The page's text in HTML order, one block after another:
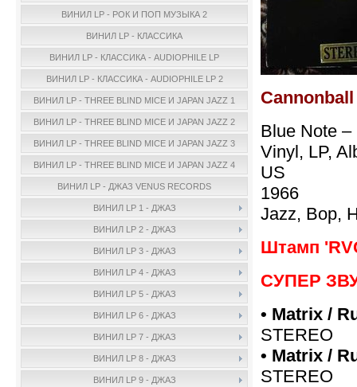
ВИНИЛ LP - РОК И ПОП МУЗЫКА 2
ВИНИЛ LP - КЛАССИКА
ВИНИЛ LP - КЛАССИКА - AUDIOPHILE LP
ВИНИЛ LP - КЛАССИКА - AUDIOPHILE LP 2
ВИНИЛ LP - THREE BLIND MICE И JAPAN JAZZ 1
ВИНИЛ LP - THREE BLIND MICE И JAPAN JAZZ 2
ВИНИЛ LP - THREE BLIND MICE И JAPAN JAZZ 3
ВИНИЛ LP - THREE BLIND MICE И JAPAN JAZZ 4
ВИНИЛ LP - ДЖАЗ VENUS RECORDS
ВИНИЛ LP 1 - ДЖАЗ
ВИНИЛ LP 2 - ДЖАЗ
ВИНИЛ LP 3 - ДЖАЗ
ВИНИЛ LP 4 - ДЖАЗ
ВИНИЛ LP 5 - ДЖАЗ
ВИНИЛ LP 6 - ДЖАЗ
ВИНИЛ LP 7 - ДЖАЗ
ВИНИЛ LP 8 - ДЖАЗ
ВИНИЛ LP 9 - ДЖАЗ
Blue Note
Vinyl, LP,
US
1966
Jazz, Bop,
Штамп
СУПЕР
• Matrix /
STEREO
• Matrix /
STEREO